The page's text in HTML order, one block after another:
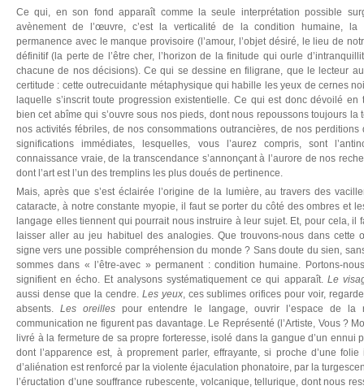
Ce qui, en son fond apparaît comme la seule interprétation possible
avènement de l’œuvre, c’est la verticalité de la condition humaine, la
permanence avec le manque provisoire (l’amour, l’objet désiré, le lieu de
définitif (la perte de l’être cher, l’horizon de la finitude qui ourle
chacune de nos décisions). Ce qui se dessine en filigrane, que le lecteur
certitude : cette outrecuidante métaphysique qui habille les yeux de cernes
laquelle s’inscrit toute progression existentielle. Ce qui est donc dévoilé en
bien cet abîme qui s’ouvre sous nos pieds, dont nous repoussons toujours
nos activités fébriles, de nos consommations outrancières, de nos
significations immédiates, lesquelles, vous l’aurez compris, sont
connaissance vraie, de la transcendance s’annonçant à l’aurore de nos
dont l’art est l’un des tremplins les plus doués de pertinence.
Mais, après que s’est éclairée l’origine de la lumière, au travers des
cataracte, à notre constante myopie, il faut se porter du côté des ombres et
langage elles tiennent qui pourrait nous instruire à leur sujet. Et, pour cela, il
laisser aller au jeu habituel des analogies. Que trouvons-nous dans cette
signe vers une possible compréhension du monde ? Sans doute du sien,
sommes dans « l’être-avec » permanent : condition humaine. Portons-
signifient en écho. Et analysons systématiquement ce qui apparaît. Le
aussi dense que la cendre. Les yeux, ces sublimes orifices pour voir,
absents. Les oreillespour entendre le langage, ouvrir l’espace de la
communication ne figurent pas davantage. Le Représenté (l’Artiste, Vous ?
livré à la fermeture de sa propre forteresse, isolé dans la gangue d’un ennui
dont l’apparence est, à proprement parler, effrayante, si proche d’une
d’aliénation est renforcé par la violente éjaculation phonatoire, par la
l’éructation d’une souffrance rubescente, volcanique, tellurique, dont nous